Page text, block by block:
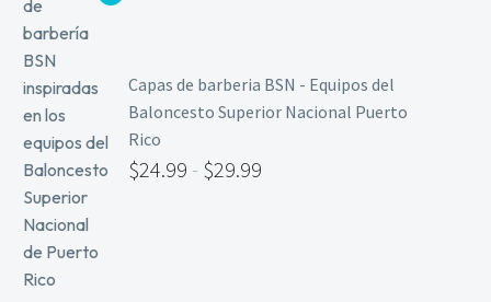
Capas de barberia BSN - Equipos del
Baloncesto Superior Nacional Puerto
Rico
$24.99 - $29.99